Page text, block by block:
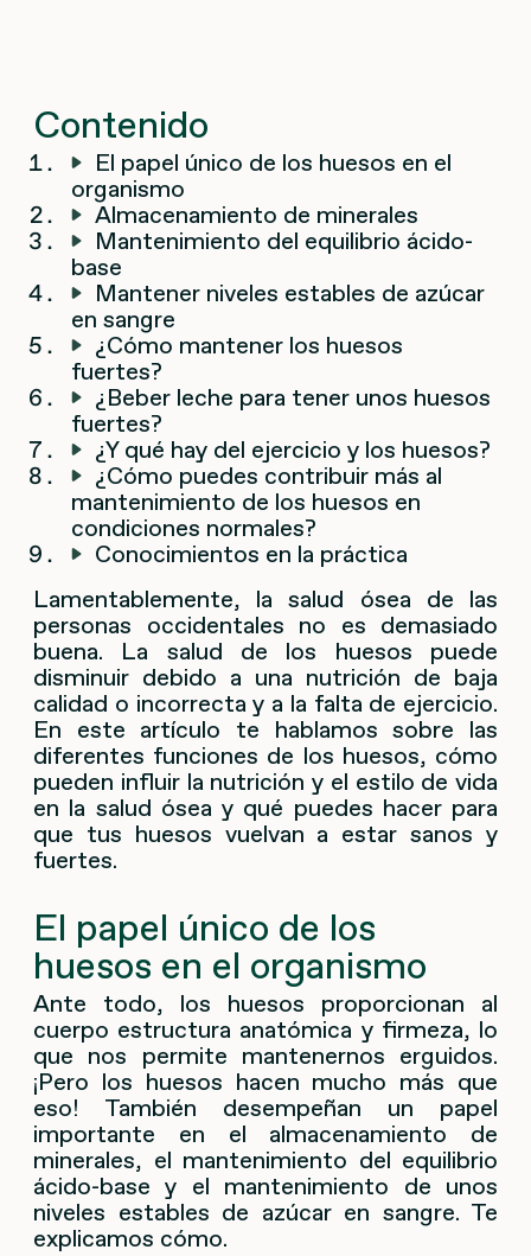
Contenido
El papel único de los huesos en el
organismo
Almacenamiento de minerales
Mantenimiento del equilibrio ácido-
base
Mantener niveles estables de azúcar
en sangre
¿Cómo mantener los huesos
fuertes?
¿Beber leche para tener unos huesos
fuertes?
¿Y qué hay del ejercicio y los huesos?
¿Cómo puedes contribuir más al
mantenimiento de los huesos en
condiciones normales?
Conocimientos en la práctica
Lamentablemente, la salud ósea de las
personas occidentales no es demasiado
buena. La salud de los huesos puede
disminuir debido a una nutrición de baja
calidad o incorrecta y a la falta de ejercicio.
En este artículo te hablamos sobre las
diferentes funciones de los huesos, cómo
pueden influir la nutrición y el estilo de vida
en la salud ósea y qué puedes hacer para
que tus huesos vuelvan a estar sanos y
fuertes.
El papel único de los
huesos en el organismo
Ante todo, los huesos proporcionan al
cuerpo estructura anatómica y firmeza, lo
que nos permite mantenernos erguidos.
¡Pero los huesos hacen mucho más que
eso! También desempeñan un papel
importante en el almacenamiento de
minerales, el mantenimiento del equilibrio
ácido-base y el mantenimiento de unos
niveles estables de azúcar en sangre. Te
explicamos cómo.